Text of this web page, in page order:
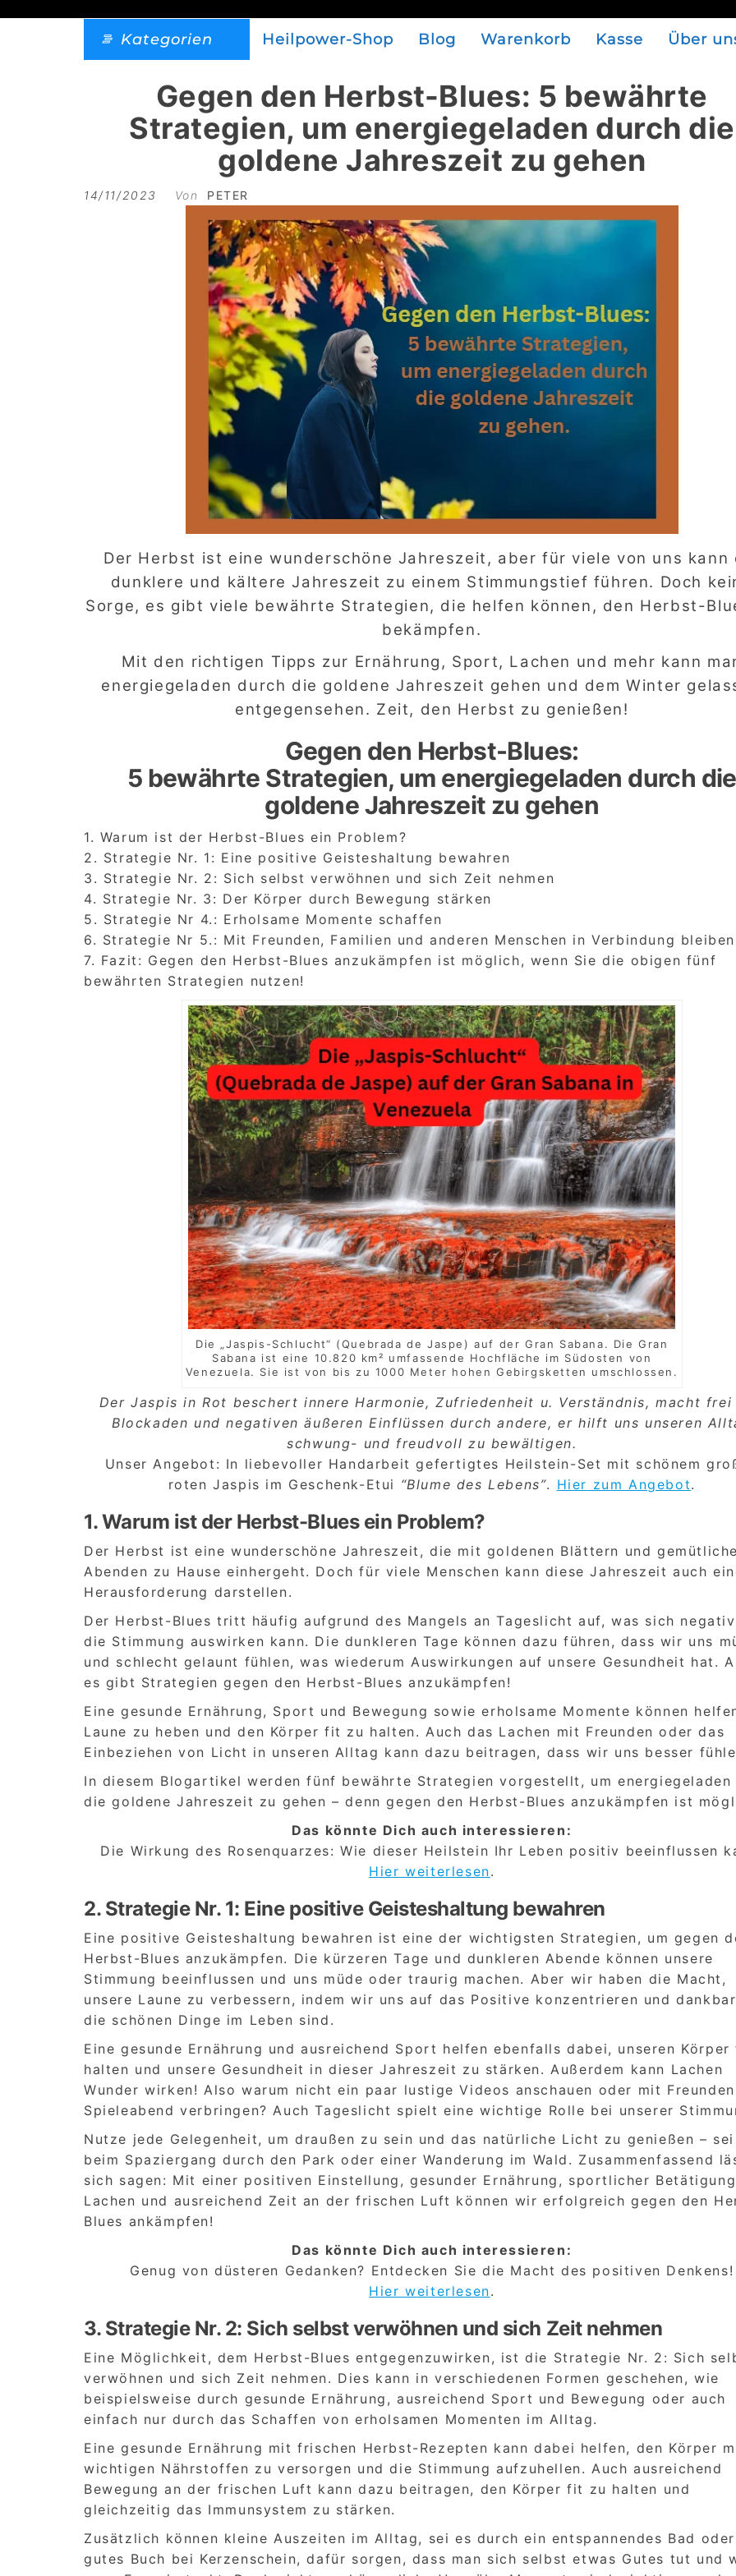
Kategorien Heilpower-Shop Blog Warenkorb Kasse Über
Gegen den Herbst-Blues: 5 bewährte
Strategien, um energiegeladen durch die
goldene Jahreszeit zu gehen
14/11/2023 Von PETER
Der Herbst ist eine wunderschöne Jahreszeit, aber für viele von uns kann
dunklere und kältere Jahreszeit zu einem Stimmungstief führen. Doch
Sorge, es gibt viele bewährte Strategien, die helfen können, den Herbst-
bekämpfen.
Mit den richtigen Tipps zur Ernährung, Sport, Lachen und mehr kann
energiegeladen durch die goldene Jahreszeit gehen und dem Winter
entgegensehen. Zeit, den Herbst zu genießen!
Gegen den Herbst-Blues:
5 bewährte Strategien, um energiegeladen durch die
goldene Jahreszeit zu gehen
1. Warum ist der Herbst-Blues ein Problem?
2. Strategie Nr. 1: Eine positive Geisteshaltung bewahren
3. Strategie Nr. 2: Sich selbst verwöhnen und sich Zeit nehmen
4. Strategie Nr. 3: Der Körper durch Bewegung stärken
5. Strategie Nr 4.: Erholsame Momente schaffen
6. Strategie Nr 5.: Mit Freunden, Familien und anderen Menschen in Verbindung bleiben
7. Fazit: Gegen den Herbst-Blues anzukämpfen ist möglich, wenn Sie die obigen fünf
bewährten Strategien nutzen!
Die „Jaspis-Schlucht“ (Quebrada de Jaspe) auf der Gran Sabana. Die Gran
Sabana ist eine 10.820 km² umfassende Hochfläche im Südosten von
Venezuela. Sie ist von bis zu 1000 Meter hohen Gebirgsketten umschlossen.
Der Jaspis in Rot beschert innere Harmonie, Zufriedenheit u. Verständnis, macht frei
Blockaden und negativen äußeren Einflüssen durch andere, er hilft uns unseren
schwung- und freudvoll zu bewältigen.
Unser Angebot: In liebevoller Handarbeit gefertigtes Heilstein-Set mit schönem
roten Jaspis im Geschenk-Etui “Blume des Lebens”. Hier zum Angebot.
1. Warum ist der Herbst-Blues ein Problem?
Der Herbst ist eine wunderschöne Jahreszeit, die mit goldenen Blättern und
Abenden zu Hause einhergeht. Doch für viele Menschen kann diese Jahreszeit auch
Herausforderung darstellen.
Der Herbst-Blues tritt häufig aufgrund des Mangels an Tageslicht auf, was sich
die Stimmung auswirken kann. Die dunkleren Tage können dazu führen, dass wir uns
und schlecht gelaunt fühlen, was wiederum Auswirkungen auf unsere Gesundheit hat.
es gibt Strategien gegen den Herbst-Blues anzukämpfen!
Eine gesunde Ernährung, Sport und Bewegung sowie erholsame Momente können
Laune zu heben und den Körper fit zu halten. Auch das Lachen mit Freunden oder das
Einbeziehen von Licht in unseren Alltag kann dazu beitragen, dass wir uns besser
In diesem Blogartikel werden fünf bewährte Strategien vorgestellt, um energiegeladen
die goldene Jahreszeit zu gehen – denn gegen den Herbst-Blues anzukämpfen ist
Das könnte Dich auch interessieren:
Die Wirkung des Rosenquarzes: Wie dieser Heilstein Ihr Leben positiv beeinflussen
Hier weiterlesen.
2. Strategie Nr. 1: Eine positive Geisteshaltung bewahren
Eine positive Geisteshaltung bewahren ist eine der wichtigsten Strategien, um gegen
Herbst-Blues anzukämpfen. Die kürzeren Tage und dunkleren Abende können unsere
Stimmung beeinflussen und uns müde oder traurig machen. Aber wir haben die Macht,
unsere Laune zu verbessern, indem wir uns auf das Positive konzentrieren und
die schönen Dinge im Leben sind.
Eine gesunde Ernährung und ausreichend Sport helfen ebenfalls dabei, unseren
halten und unsere Gesundheit in dieser Jahreszeit zu stärken. Außerdem kann Lachen
Wunder wirken! Also warum nicht ein paar lustige Videos anschauen oder mit
Spieleabend verbringen? Auch Tageslicht spielt eine wichtige Rolle bei unserer
Nutze jede Gelegenheit, um draußen zu sein und das natürliche Licht zu genießen –
beim Spaziergang durch den Park oder einer Wanderung im Wald. Zusammenfassend
sich sagen: Mit einer positiven Einstellung, gesunder Ernährung, sportlicher
Lachen und ausreichend Zeit an der frischen Luft können wir erfolgreich gegen den
Blues ankämpfen!
Das könnte Dich auch interessieren:
Genug von düsteren Gedanken? Entdecken Sie die Macht des positiven Denkens!
Hier weiterlesen.
3. Strategie Nr. 2: Sich selbst verwöhnen und sich Zeit nehmen
Eine Möglichkeit, dem Herbst-Blues entgegenzuwirken, ist die Strategie Nr. 2: Sich
verwöhnen und sich Zeit nehmen. Dies kann in verschiedenen Formen geschehen, wie
beispielsweise durch gesunde Ernährung, ausreichend Sport und Bewegung oder auch
einfach nur durch das Schaffen von erholsamen Momenten im Alltag.
Eine gesunde Ernährung mit frischen Herbst-Rezepten kann dabei helfen, den Körper
wichtigen Nährstoffen zu versorgen und die Stimmung aufzuhellen. Auch ausreichend
Bewegung an der frischen Luft kann dazu beitragen, den Körper fit zu halten und
gleichzeitig das Immunsystem zu stärken.
Zusätzlich können kleine Auszeiten im Alltag, sei es durch ein entspannendes Bad
gutes Buch bei Kerzenschein, dafür sorgen, dass man sich selbst etwas Gutes tut und